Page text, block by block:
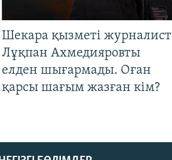
Шекара қызметі журналист
Лұқпан Ахмедияровты
елден шығармады. Оған
қарсы шағым жазған кім?